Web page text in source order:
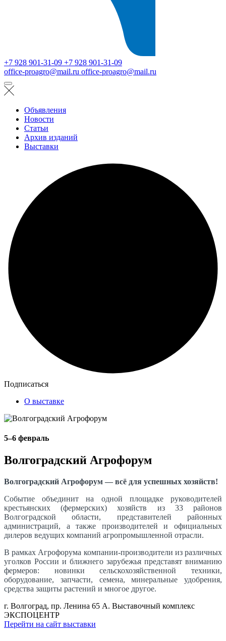
+7 928 901-31-09 +7 928 901-31-09
office-proagro@mail.ru office-proagro@mail.ru
Объявления
Новости
Статьи
Архив изданий
Выставки
Подписаться
О выставке
5–6 февраль
Волгоградский Агрофорум
Волгоградский Агрофорум — всё для успешных хозяйств!
Событие объединит на одной площадке руководителей
крестьянских (фермерских) хозяйств из 33 районов
Волгоградской области, представителей районных
администраций, а также производителей и официальных
дилеров ведущих компаний агропромышленной отрасли.
В рамках Агрофорума компании-производители из различных
уголков России и ближнего зарубежья представят вниманию
фермеров: новинки сельскохозяйственной техники,
оборудование, запчасти, семена, минеральные удобрения,
средства защиты растений и многое другое.
г. Волгоград, пр. Ленина 65 А. Выставочный комплекс
ЭКСПОЦЕНТР
Перейти на сайт выставки